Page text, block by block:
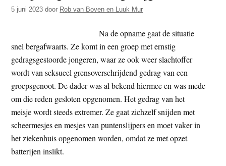
t
e
t
e
5 juni 2023 door Rob van Boven en Luuk Mur
Na de opname gaat de situatie
snel bergafwaarts. Ze komt in een groep met ernstig
gedragsgestoorde jongeren, waar ze ook weer slachtoffer
wordt van seksueel grensoverschrijdend gedrag van een
groepsgenoot. De dader was al bekend hiermee en was mede
om die reden gesloten opgenomen. Het gedrag van het
meisje wordt steeds extremer. Ze gaat zichzelf snijden met
scheermesjes en mesjes van puntenslijpers en moet vaker in
het ziekenhuis opgenomen worden, omdat ze met opzet
batterijen inslikt.